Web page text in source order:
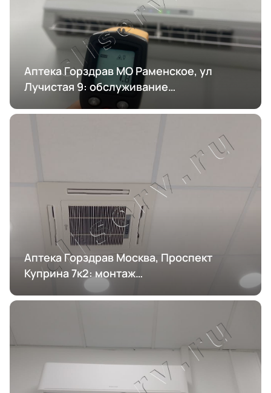
Аптека Горздрав МО Раменское, ул
Лучистая 9: обслуживание
кондиционирования
Аптека Горздрав Москва, Проспект
Куприна 7к2: монтаж
кондиционирования